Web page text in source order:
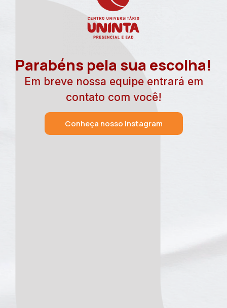
Parabéns pela sua escolha!
Em breve nossa equipe entrará em
contato com você!
Conheça nosso Instagram